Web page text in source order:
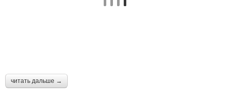
читать дальше →